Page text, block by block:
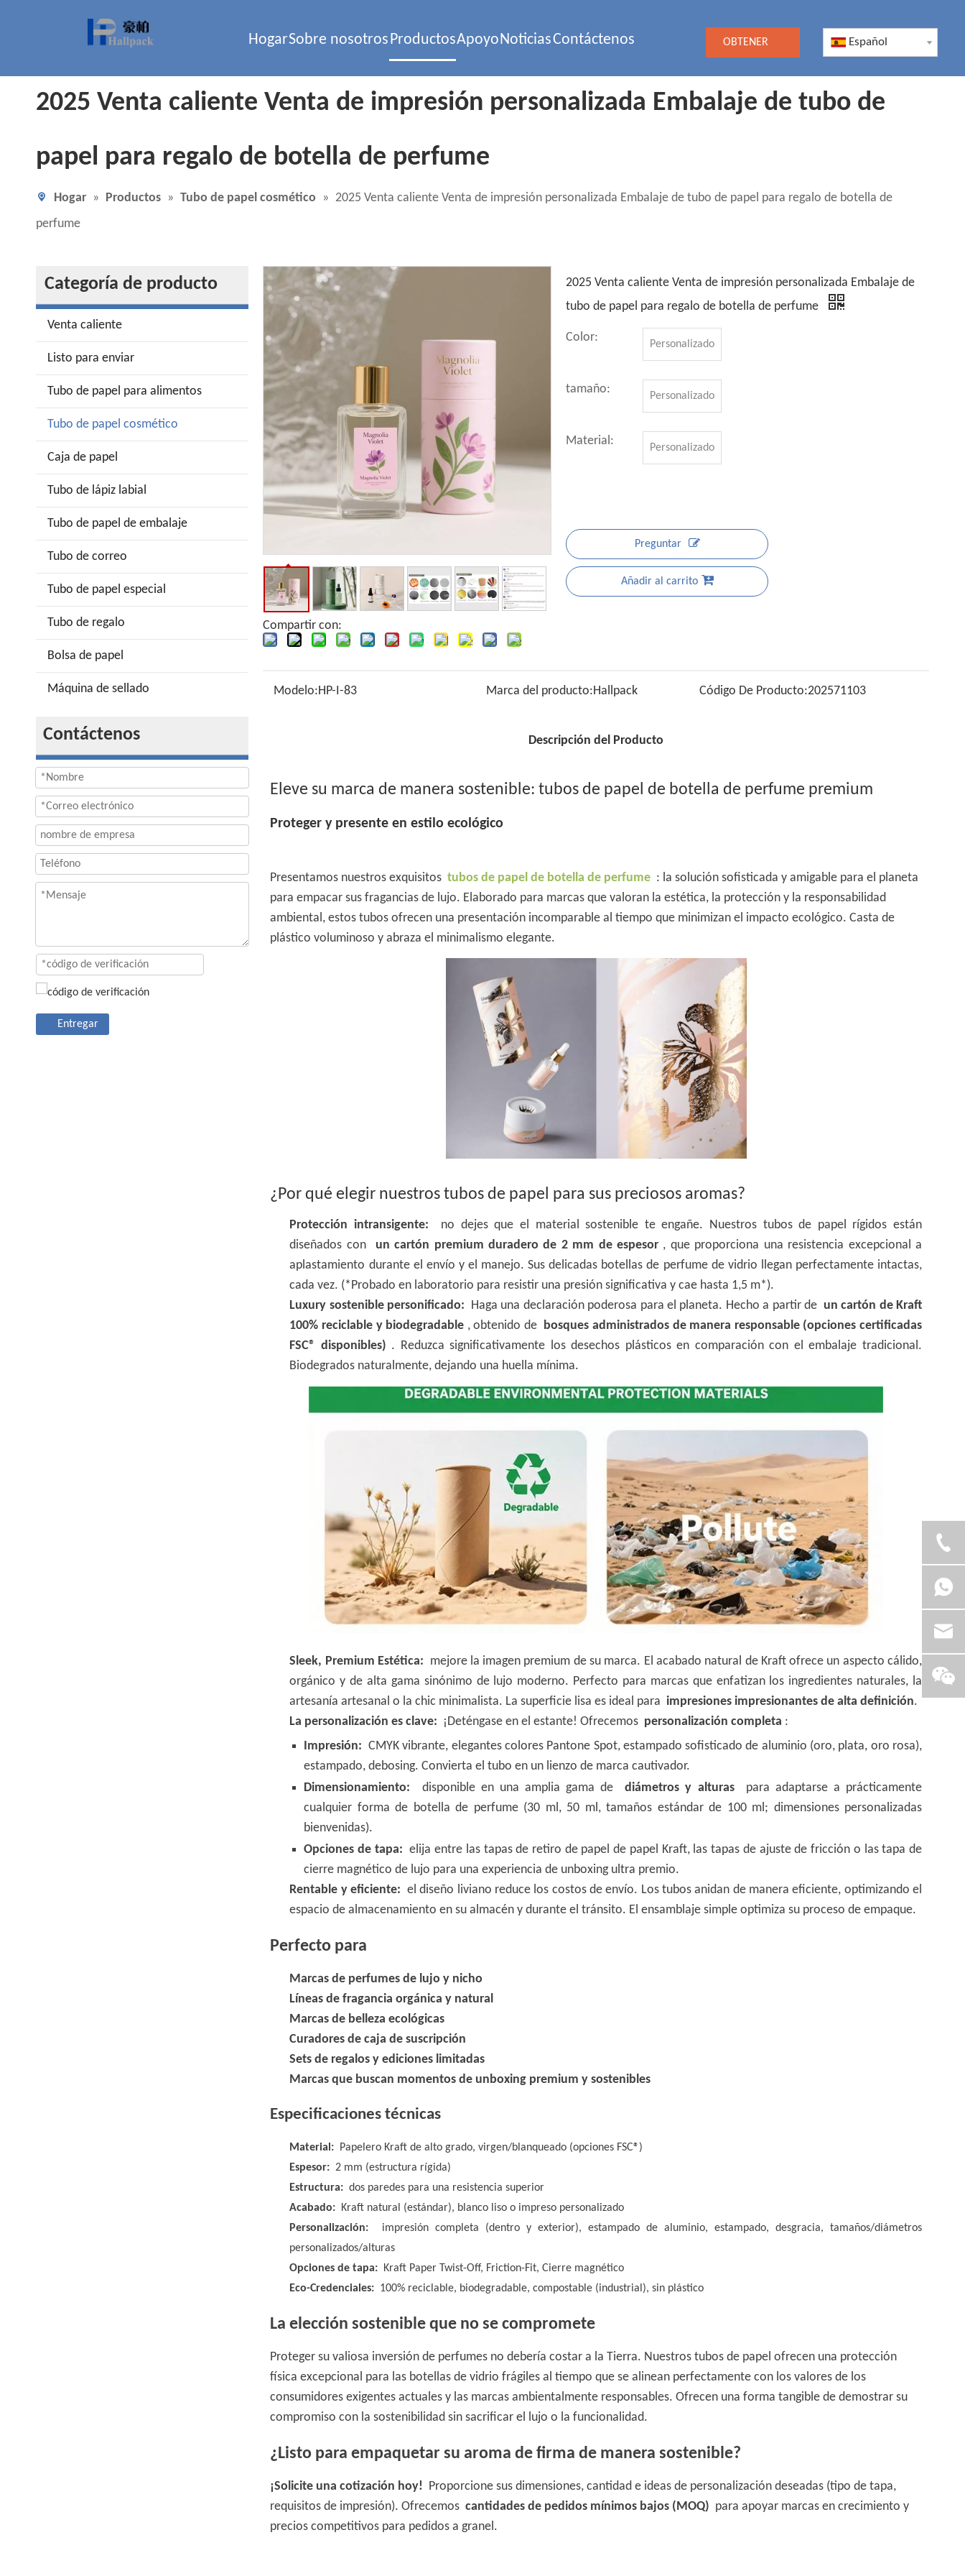
HogarSobre nosotrosProductosApoyoNoticiasContáctenos OBTENER
COTIZACIÓN
Español
2025 Venta caliente Venta de impresión personalizada Embalaje de tubo de
papel para regalo de botella de perfume
Hogar » Productos » Tubo de papel cosmético » 2025 Venta caliente Venta de impresión personalizada Embalaje de tubo de papel para regalo de botella de
perfume
Categoría de producto
Venta caliente
Listo para enviar
Tubo de papel para alimentos
Tubo de papel cosmético
Caja de papel
Tubo de lápiz labial
Tubo de papel de embalaje
Tubo de correo
Tubo de papel especial
Tubo de regalo
Bolsa de papel
Máquina de sellado
Contáctenos
Entregar
Compartir con:
2025 Venta caliente Venta de impresión personalizada Embalaje de
tubo de papel para regalo de botella de perfume
Color: Personalizado
tamaño: Personalizado
Material: Personalizado
Preguntar
Añadir al carrito
Modelo:HP-I-83 Marca del producto:Hallpack Código De Producto:202571103
Descripción del Producto
Eleve su marca de manera sostenible: tubos de papel de botella de perfume premium
Proteger y presente en estilo ecológico
Presentamos nuestros exquisitos tubos de papel de botella de perfume : la solución sofisticada y amigable para el planeta
para empacar sus fragancias de lujo. Elaborado para marcas que valoran la estética, la protección y la responsabilidad
ambiental, estos tubos ofrecen una presentación incomparable al tiempo que minimizan el impacto ecológico. Casta de
plástico voluminoso y abraza el minimalismo elegante.
¿Por qué elegir nuestros tubos de papel para sus preciosos aromas?
Protección intransigente:
no dejes que el material sostenible te engañe. Nuestros tubos de papel rígidos están
diseñados con un cartón premium duradero de 2 mm de espesor , que proporciona una resistencia excepcional a
aplastamiento durante el envío y el manejo. Sus delicadas botellas de perfume de vidrio llegan perfectamente intactas,
cada vez. (*Probado en laboratorio para resistir una presión significativa y cae hasta 1,5 m*).
Luxury sostenible personificado: Haga una declaración poderosa para el planeta. Hecho a partir de un cartón de Kraft
100% reciclable y biodegradable , obtenido de bosques administrados de manera responsable (opciones certificadas
FSC® disponibles) . Reduzca significativamente los desechos plásticos en comparación con el embalaje tradicional.
Biodegrados naturalmente, dejando una huella mínima.
Sleek, Premium Estética: mejore la imagen premium de su marca. El acabado natural de Kraft ofrece un aspecto cálido,
orgánico y de alta gama sinónimo de lujo moderno. Perfecto para marcas que enfatizan los ingredientes naturales, la
artesanía artesanal o la chic minimalista. La superficie lisa es ideal paraimpresiones impresionantes de alta definición.
La personalización es clave: ¡Deténgase en el estante! Ofrecemos personalización completa :
Impresión: CMYK vibrante, elegantes colores Pantone Spot, estampado sofisticado de aluminio (oro, plata, oro rosa),
estampado, debosing. Convierta el tubo en un lienzo de marca cautivador.
Dimensionamiento:
disponible en una amplia gama dediámetros y alturas
para adaptarse a prácticamente
cualquier forma de botella de perfume (30 ml, 50 ml, tamaños estándar de 100 ml; dimensiones personalizadas
bienvenidas).
Opciones de tapa: elija entre las tapas de retiro de papel de papel Kraft, las tapas de ajuste de fricción o las tapa de
cierre magnético de lujo para una experiencia de unboxing ultra premio.
Rentable y eficiente: el diseño liviano reduce los costos de envío. Los tubos anidan de manera eficiente, optimizando el
espacio de almacenamiento en su almacén y durante el tránsito. El ensamblaje simple optimiza su proceso de empaque.
Perfecto para
Marcas de perfumes de lujo y nicho
Líneas de fragancia orgánica y natural
Marcas de belleza ecológicas
Curadores de caja de suscripción
Sets de regalos y ediciones limitadas
Marcas que buscan momentos de unboxing premium y sostenibles
Especificaciones técnicas
Material:
Papelero Kraft de alto grado, virgen/blanqueado (opciones FSC®)
Espesor: 2 mm (estructura rígida)
Estructura: dos paredes para una resistencia superior
Acabado:
Kraft natural (estándar), blanco liso o impreso personalizado
Personalización:
impresión completa (dentro y exterior), estampado de aluminio, estampado, desgracia, tamaños/diámetros
personalizados/alturas
Opciones de tapa:
Kraft Paper Twist-Off, Friction-Fit, Cierre magnético
Eco-Credenciales: 100% reciclable, biodegradable, compostable (industrial), sin plástico
La elección sostenible que no se compromete
Proteger su valiosa inversión de perfumes no debería costar a la Tierra. Nuestros tubos de papel ofrecen una protección
física excepcional para las botellas de vidrio frágiles al tiempo que se alinean perfectamente con los valores de los
consumidores exigentes actuales y las marcas ambientalmente responsables. Ofrecen una forma tangible de demostrar su
compromiso con la sostenibilidad sin sacrificar el lujo o la funcionalidad.
¿Listo para empaquetar su aroma de firma de manera sostenible?
¡Solicite una cotización hoy!
Proporcione sus dimensiones, cantidad e ideas de personalización deseadas (tipo de tapa,
requisitos de impresión). Ofrecemos cantidades de pedidos mínimos bajos (MOQ) para apoyar marcas en crecimiento y
precios competitivos para pedidos a granel.